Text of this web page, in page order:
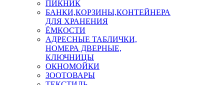
ПИКНИК
БАНКИ,КОРЗИНЫ,КОНТЕЙНЕРА
ДЛЯ ХРАНЕНИЯ
ЁМКОСТИ
АДРЕСНЫЕ ТАБЛИЧКИ,
НОМЕРА ДВЕРНЫЕ,
КЛЮЧНИЦЫ
ОКНОМОЙКИ
ЗООТОВАРЫ